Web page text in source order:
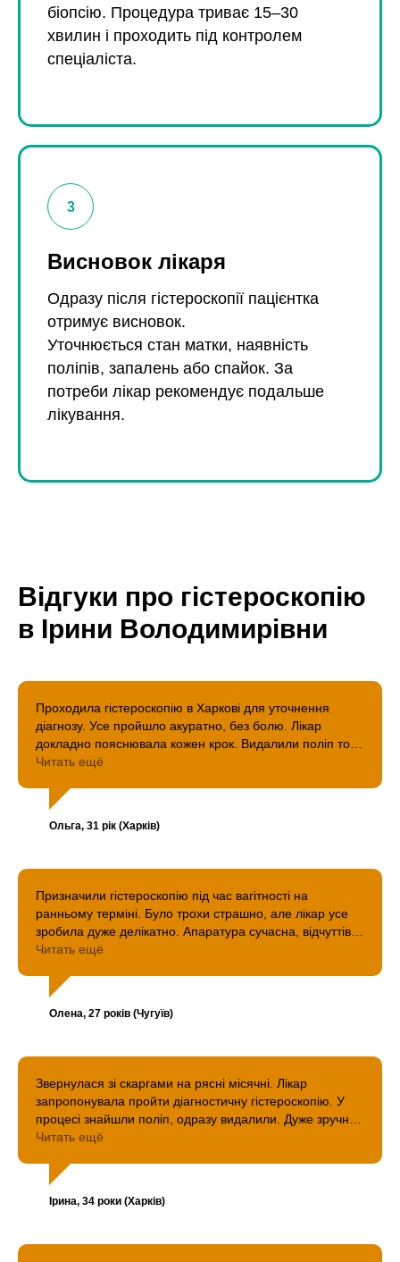
біопсію. Процедура триває 15–30
хвилин і проходить під контролем
спеціаліста.
Висновок лікаря
Одразу після гістероскопії пацієнтка
отримує висновок.
Уточнюється стан матки, наявність
поліпів, запалень або спайок. За
потреби лікар рекомендує подальше
лікування.
Відгуки про гістероскопію
в Ірини Володимирівни
Проходила гістероскопію в Харкові для уточнення
діагнозу. Усе пройшло акуратно, без болю. Лікар
докладно пояснювала кожен крок. Видалили поліп того
ж дня. Дуже задоволена результатом — усе швидко та
Читать ещё
Ольга, 31 рік (Харків)
Призначили гістероскопію під час вагітності на
ранньому терміні. Було трохи страшно, але лікар усе
зробила дуже делікатно. Апаратура сучасна, відчуттів
мінімум. Обстеження допомогло виключити патології та
Читать ещё
Олена, 27 років (Чугуїв)
Звернулася зі скаргами на рясні місячні. Лікар
запропонувала пройти діагностичну гістероскопію. У
процесі знайшли поліп, одразу видалили. Дуже зручно,
що не довелося робити повторну операцію. Ціна
Читать ещё
Ірина, 34 роки (Харків)